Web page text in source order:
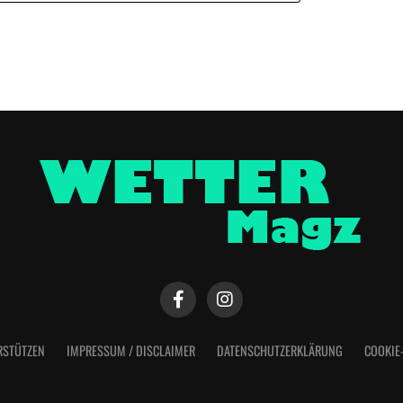
IMPRESSUM / DISCLAIMER DATENSCHUTZERKLÄRUNG